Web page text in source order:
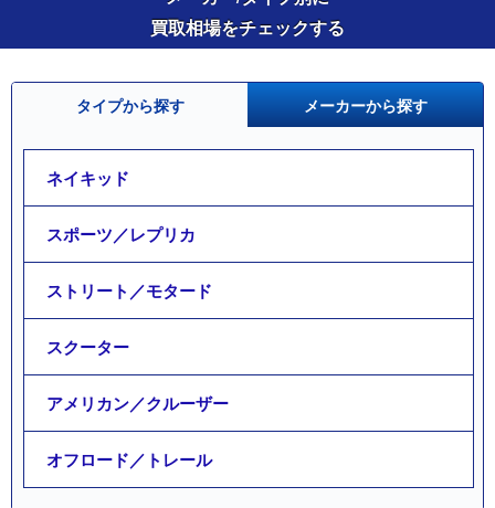
買取相場をチェックする
タイプから探す メーカーから探す
ネイキッド
スポーツ／レプリカ
ストリート／モタード
スクーター
アメリカン／クルーザー
オフロード／トレール